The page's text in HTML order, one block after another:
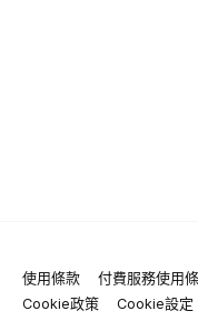
使用條款 付費服務使用
Cookie政策
Cookie設定